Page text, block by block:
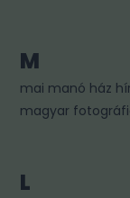
M
mai manó ház
magyar
L